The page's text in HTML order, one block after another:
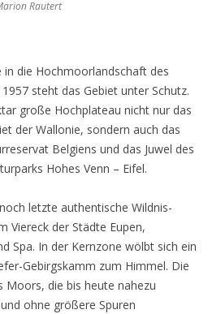
Rautert
in die Hochmoorlandschaft des
steht das Gebiet unter Schutz.
große Hochplateau nicht nur das
der Wallonie, sondern auch das
Belgiens und das Juwel des
Hohes Venn – Eifel.
letzte authentische Wildnis-
Viereck der Städte Eupen,
Spa. In der Kernzone wölbt sich ein
Gebirgskamm zum Himmel. Die
Moors, die bis heute nahezu
ohne größere Spuren